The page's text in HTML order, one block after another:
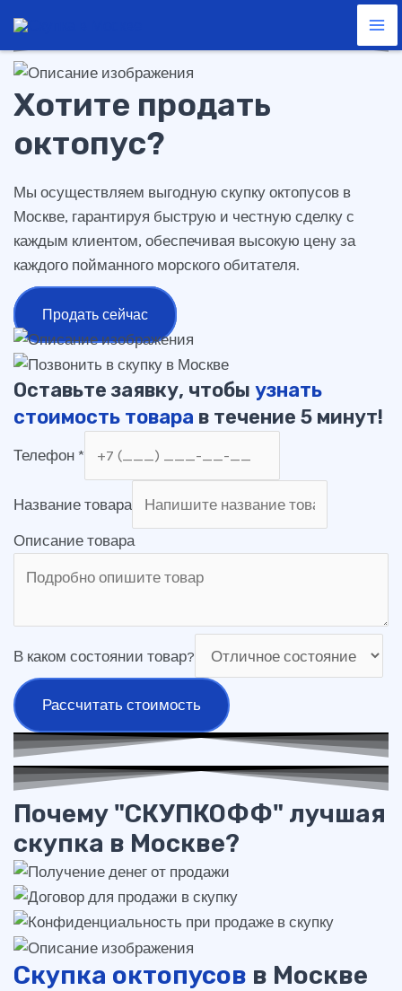
содержимому
октопус
Хотите продать
октопус?
Мы осуществляем выгодную скупку октопусов в
Москве, гарантируя быструю и честную сделку с
каждым клиентом, обеспечивая высокую цену за
каждого пойманного морского обитателя.
Продать сейчас
Оставьте заявку, чтобы узнать
стоимость товара в течение 5 минут!
Телефон *
Название товара
Описание товара
В каком состоянии товар?
Рассчитать стоимость
Почему "СКУПКОФФ" лучшая
скупка в Москве?
Скупка октопусов в Москве